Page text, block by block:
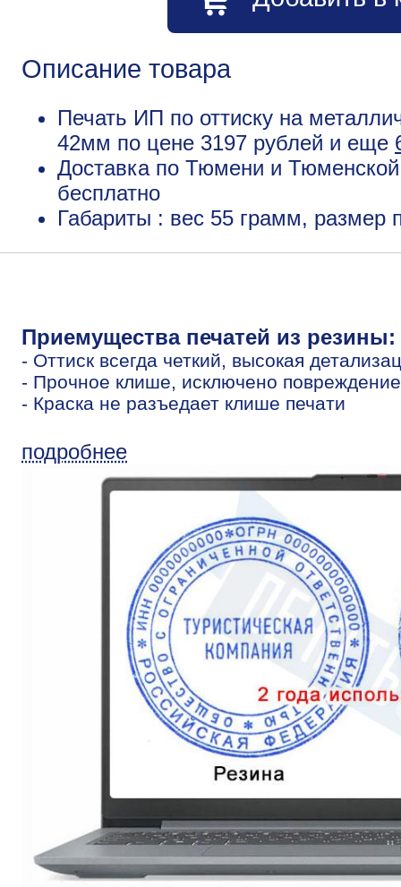
Описание товара
Печать ИП по оттиску на
42мм по цене 3197 рублей и еще
Доставка по Тюмени и
бесплатно
Габариты : вес 55 грамм, размер
Приемущества печатей из резины:
- Оттиск всегда четкий, высокая
- Прочное клише, исключено
- Краска не разъедает клише печати
подробнее